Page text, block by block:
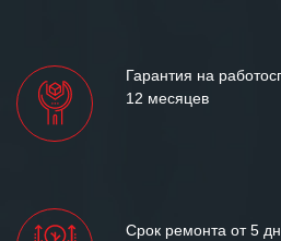
Гарантия на
12 месяцев
Срок ремонта от 5